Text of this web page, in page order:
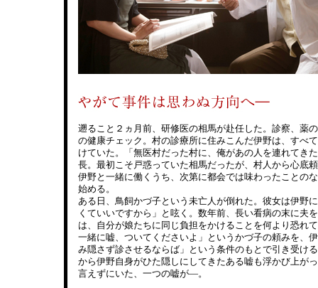
遡ること２ヵ月前、研修医の相馬が赴任した。診察、薬
の健康チェック。村の診療所に住みこんだ伊野は、すべ
けていた。「無医村だった村に、俺があの人を連れてき
長。最初こそ戸惑っていた相馬だったが、村人から心底
伊野と一緒に働くうち、次第に都会では味わったことの
始める。
ある日、鳥飼かづ子という未亡人が倒れた。彼女は伊野
くていいですから」と呟く。数年前、長い看病の末に夫
は、自分が娘たちに同じ負担をかけることを何より恐れ
一緒に嘘、ついてくださいよ」というかづ子の頼みを、
み隠さず診させるならば」という条件のもとで引き受け
から伊野自身がひた隠しにしてきたある嘘も浮かび上が
言えずにいた、一つの嘘が―。